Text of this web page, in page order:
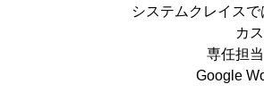
システムクレイス
カ
専任担
Google